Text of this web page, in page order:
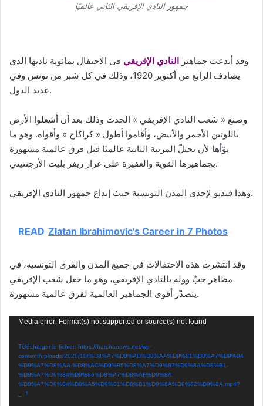
جمهور النادي الإفريقي الثاني عالميًا
وقد أبدعت جماهير النادي الإفريقي في الاحتفال بمائوية ناديها الذي
يصادف الرابع من أكتوبر 1920، وذلك في كل شبر من تونس وفي
عديد الدول.
وصنع « شعب النادي الإفريقي » الحدث وذلك بعد أن أشعلوا الأرض
باللونين الأحمر والأبيض، وأقاموا أطول « كراكاج » وأقواه. وهو ما
بوّأها لأن تحتلّ المرتبة الثانية عالميًا قبل فرق عالمية مشهورة
بجماهيرها القوية والغفيرة على غرار ريفر بليت الأرجنتيني.
وهذا فيديو لإحدى المدن التونسية حيث إبداع جمهور النادي الإفريقي.
READ Zlatan Ibrahimovic's Career in 7 Photos
وقد انتشرت هذه الاحتفالات في جميع المدن والقرى التونسية، في
مظاهر حبّ ووله بالنادي الإفريقي، وهو ما جعل شعب الإفريقي
يتصدّر أقوى الجماهير العالمية لفرق عالمية مشهورة.
Lecteur
Media error: Format(s) not supported or source(s) not found
Télécharger le fichier: https://barchanews.net/wp-
content/uploads/2020/10/%D8%A7%D8%AD%D8%AA%D9%81%D8%A7%D9%84
%D8%A7%D8%AA-%D8%AC%D9%85%D8%A7%D9%87%D9%8A%D8%B1-
%D8%A7%D9%84%D9%86%D8%A7%D8%AF%D9%8A-
%D8%A7%D9%84%D8%A5%D9%81%D8%B1%D9%8A%D9%82%D9%8A.mp4?
_=1